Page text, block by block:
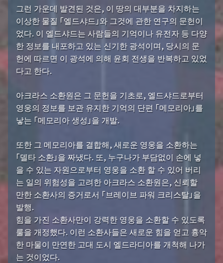
그런 가운데 발견된 것은, 이 땅의 대부분을 차지하는
이상한 물질 「엘드샤드」와 그것에 관한 연구의 문헌이
었다. 이 엘드샤드는 사람들의 기억이나 유전자 등 다양
한 정보를 내포하고 있는 신기한 광석이며, 당시의 문
헌에 따르면 이 광석에 의해 윤회 전생을 반복하고 있었
다고 한다.
아크라스 소환원은 그 문헌을 기초로, 엘드샤드로부터
영웅의 정보를 보관 유지한 기억의 단편 「메모리아」를
낳는 「메모리아 생성」을 개발.
또한 그 메모리아를 결합해, 새로운 영웅을 소환하는
「델타 소환」을 짜냈다. 또, 누구나가 부담없이 손에 넣
을 수 있는 자원으로부터 영웅을 소환 할 수 있어 버리
는 일의 위험성을 고려한 아크라스 소환원은, 신뢰할
만한 소환사의 증거로서 「브레이브 파워 크리스탈」을
발행.
힘을 가진 소환사만이 강력한 영웅을 소환할 수 있도록
룰을 개정했다. 이런 소환사들은 새로운 힘을 얻고 흉악
한 마물이 만연한 고대 도시 엘드라디아를 개척해 나가
는 것이었다.